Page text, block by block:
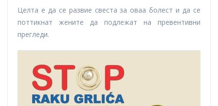
Целта е да се развие свеста за оваа болест и да се
поттикнат жените да подлежат на превентивни
прегледи.